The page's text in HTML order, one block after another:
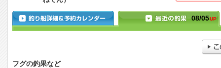
08/05UP
フグの釣果など